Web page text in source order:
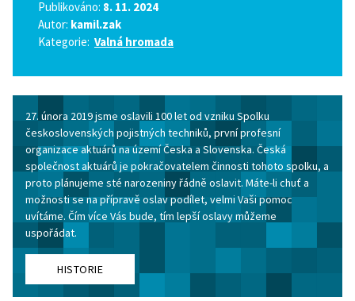
Publikováno: 8. 11. 2024
Autor: kamil.zak
Kategorie: Valná hromada
27. února 2019 jsme oslavili 100 let od vzniku Spolku
československých pojistných techniků, první profesní
organizace aktuárů na území Česka a Slovenska. Česká
společnost aktuárů je pokračovatelem činnosti tohoto spolku, a
proto plánujeme sté narozeniny řádně oslavit. Máte-li chuť a
možnosti se na přípravě oslav podílet, velmi Vaši pomoc
uvítáme. Čím více Vás bude, tím lepší oslavy můžeme
uspořádat.
HISTORIE